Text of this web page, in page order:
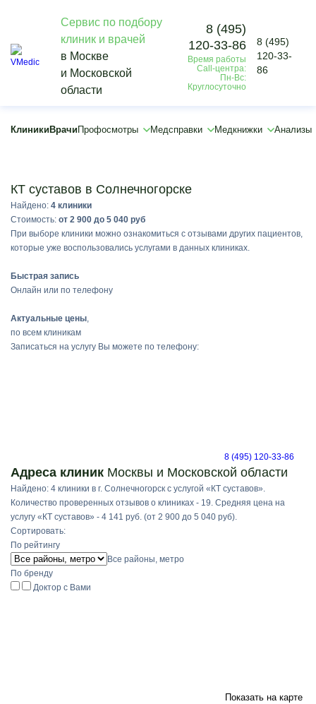
Сервис по подбору
клиник и врачей
в Москве
и Московской
области
8 (495)
120-33-86
Время работы
Call-центра:
Пн-Вс:
Круглосуточно
8 (495)
120-33-
86
Клиники Врачи Профосмотры Медсправки Медкнижки Анализы
×
×
КТ суставов в Солнечногорске
Найдено: 4 клиники
Стоимость: от 2 900 до 5 040 руб
При выборе клиники можно ознакомиться с отзывами других пациентов,
которые уже воспользовались услугами в данных клиниках.
Быстрая запись
Онлайн или по телефону
Актуальные цены,
по всем клиникам
Записаться на услугу Вы можете по телефону:
8 (495) 120-33-86
Адреса клиник Москвы и Московской области
Найдено: 4 клиники в г. Солнечногорск с услугой «КТ суставов».
Количество проверенных отзывов о клиниках - 19. Средняя цена на
услугу «КТ суставов» - 4 141 руб. (от 2 900 до 5 040 руб).
Сортировать:
По рейтингу
Все районы, метро
По бренду
Доктор с Вами
Показать на карте